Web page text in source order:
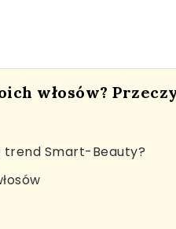
włosów?
trend Smart-Beauty?